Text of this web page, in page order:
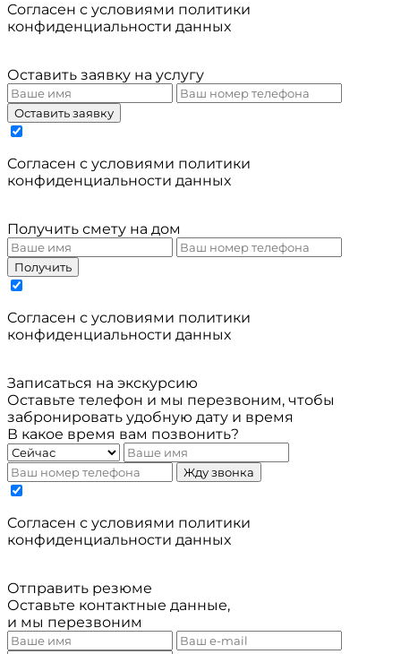
Cогласен с условиями политики
конфиденциальности данных
Оставить заявку на услугу
Оставить заявку
Cогласен с условиями политики
конфиденциальности данных
Получить смету на дом
Получить
Cогласен с условиями политики
конфиденциальности данных
Записаться на экскурсию
Оставьте телефон и мы перезвоним, чтобы
забронировать удобную дату и время
В какое время вам позвонить?
Жду звонка
Cогласен с условиями политики
конфиденциальности данных
Отправить резюме
Оставьте контактные данные,
и мы перезвоним